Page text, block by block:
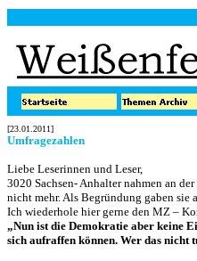
[23.01.2011]
Umfragezahlen
Liebe Leserinnen und Leser,
3020 Sachsen- Anhalter nahmen an
nicht mehr. Als Begründung gaben sie
Ich wiederhole hier gerne den MZ –
„Nun ist die Demokratie aber keine
sich aufraffen können. Wer das nicht